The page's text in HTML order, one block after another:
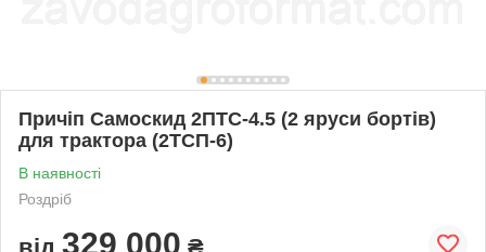
Причіп Самоскид 2ПТС-4.5 (2 яруси бортів)
для трактора (2ТСП-6)
В наявності
Роздріб
329 000